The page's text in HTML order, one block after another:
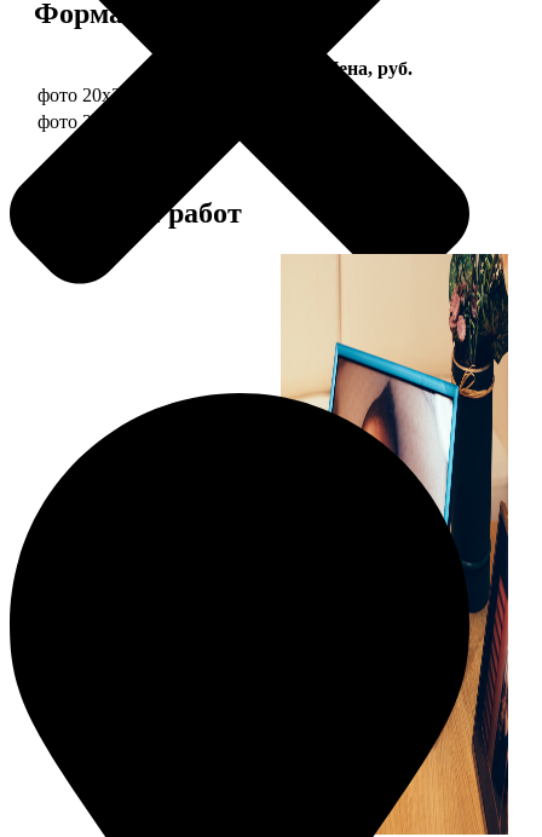
Форматы и цены
Цена, руб.
фото 20х30 в деревянной рамке
фото 20х30 в алюминиевой рамке
Примеры работ